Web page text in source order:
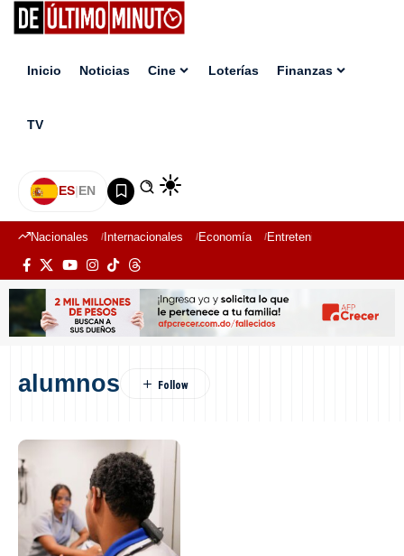
Inicio Noticias Cine Loterías Finanzas
TV
ES|EN
Nacionales Internacionales Economía Entretenimiento
alumnos